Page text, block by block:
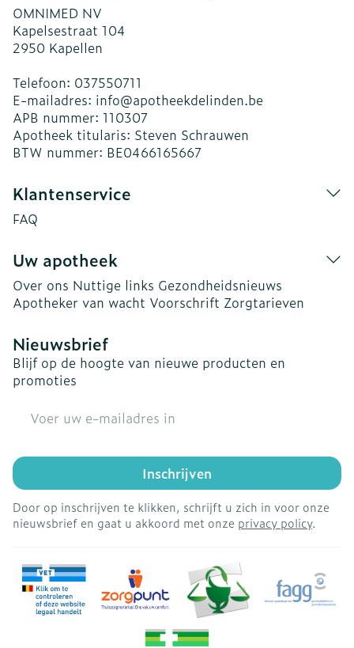
OMNIMED NV
Kapelsestraat 104
2950 Kapellen
Telefoon: 037550711
E-mailadres: info@apotheekdelinden.be
APB nummer: 110307
Apotheek titularis: Steven Schrauwen
BTW nummer: BE0466165667
Klantenservice
FAQ
Uw apotheek
Over ons Nuttige links Gezondheidsnieuws
Apotheker van wacht Voorschrift Zorgtarieven
Nieuwsbrief
Blijf op de hoogte van nieuwe producten en
promoties
Inschrijven
Door op inschrijven te klikken, schrijft u zich in voor onze
nieuwsbrief en gaat u akkoord met onze privacy policy.